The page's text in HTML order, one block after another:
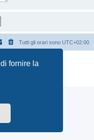
fornire la
Tutti gli orari sono UTC+02:00
© phpBB Limited